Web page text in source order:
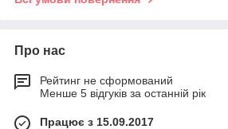
Про нас
Рейтинг не сформований
Менше 5 відгуків за останній рік
Працює з 15.09.2017